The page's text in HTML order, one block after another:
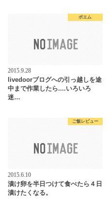
ポエム
2015.9.28
livedoorブログへの引っ越しを途
中まで作業したら....いろいろ
迷…
ご飯レビュー
2015.6.10
漬け卵を半日つけて食べたら４日
漬けたくなる。